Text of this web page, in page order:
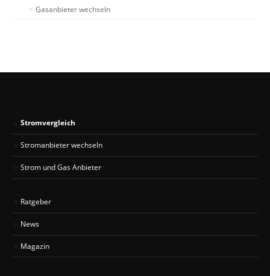
Gasanbieter wechseln
Stromvergleich
Stromanbieter wechseln
Strom und Gas Anbieter
Ratgeber
News
Magazin